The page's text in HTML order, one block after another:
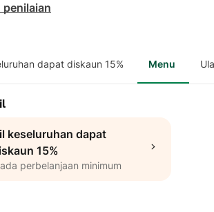
penilaian
dapat diskaun 15% Menu
keseluruhan dapat
15%
perbelanjaan minimum